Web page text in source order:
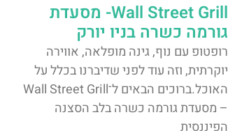
Wall Street Grill- מסעדת
גורמה כשרה בניו יורק
רופטופ עם נוף, גינה מופלאה, אווירה
יוקרתית, וזה עוד לפני שדיברנו בכלל על
האוכל.ברוכים הבאים ל־Wall Street Grill
– מסעדת גורמה כשרה בלב הסצנה